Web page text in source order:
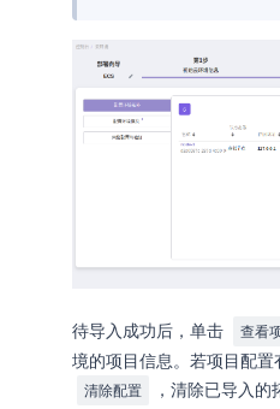
待导入成功后，单击 查看
境的项目信息。若项目配
清除配置 ，清除已导入的